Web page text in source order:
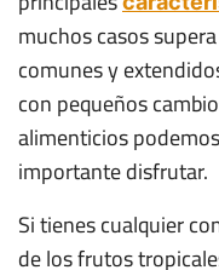
muchos casos
comunes y
con pequeños
alimenticios
importante disfrutar.
Si tienes cualquier
de los frutos